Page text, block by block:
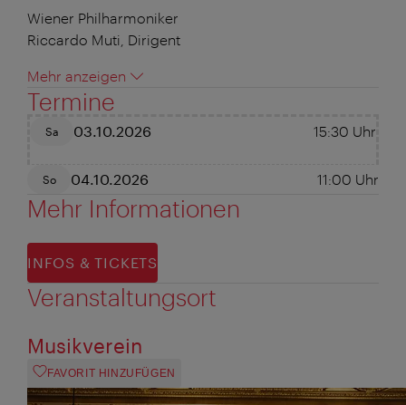
Wiener Philharmoniker
Riccardo Muti, Dirigent
Mehr anzeigen
Termine
Sa 03.10.2026 15:30 Uhr
So 04.10.2026 11:00 Uhr
Mehr Informationen
INFOS & TICKETS
Veranstaltungsort
Musikverein
FAVORIT HINZUFÜGEN